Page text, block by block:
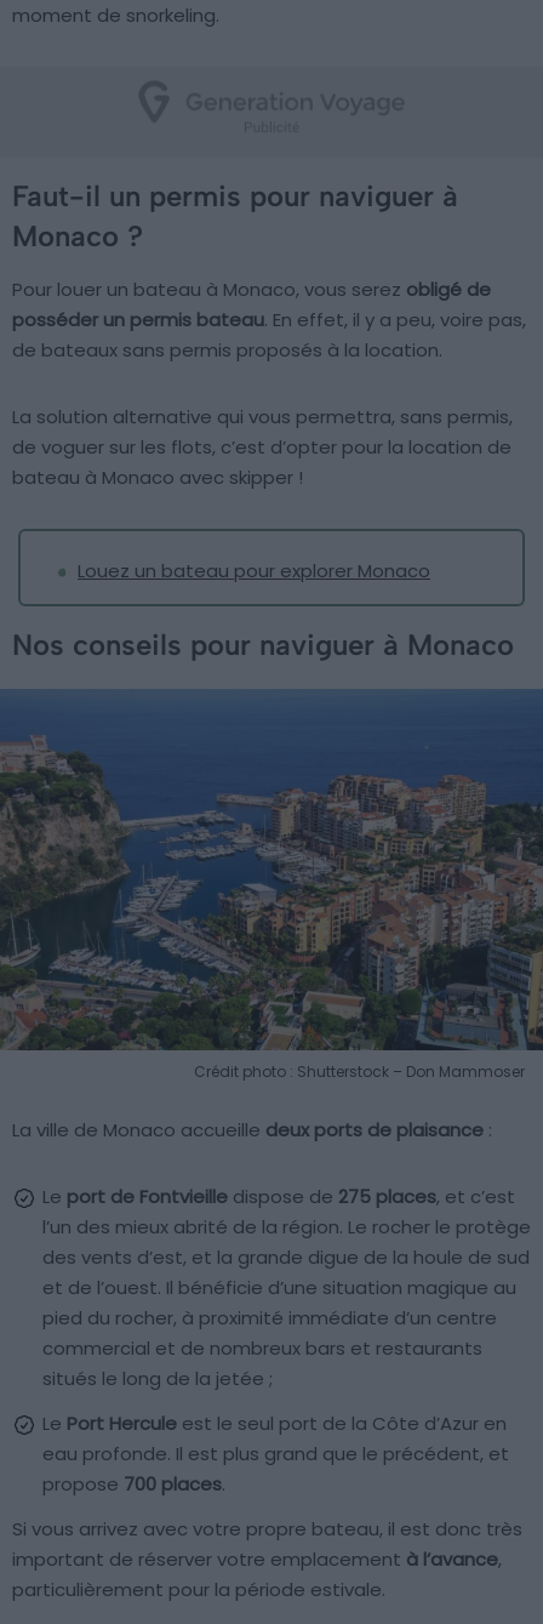
moment de snorkeling.
Faut-il un permis pour naviguer à
Monaco ?
Pour louer un bateau à Monaco, vous serez obligé de
posséder un permis bateau. En effet, il y a peu, voire pas,
de bateaux sans permis proposés à la location.
La solution alternative qui vous permettra, sans permis,
de voguer sur les flots, c’est d’opter pour la location de
bateau à Monaco avec skipper !
Louez un bateau pour explorer Monaco
Nos conseils pour naviguer à Monaco
Crédit photo : Shutterstock – Don Mammoser
La ville de Monaco accueille deux ports de plaisance :
Le port de Fontvieille dispose de 275 places, et c’est
l’un des mieux abrité de la région. Le rocher le protège
des vents d’est, et la grande digue de la houle de sud
et de l’ouest. Il bénéficie d’une situation magique au
pied du rocher, à proximité immédiate d’un centre
commercial et de nombreux bars et restaurants
situés le long de la jetée ;
Le Port Hercule est le seul port de la Côte d’Azur en
eau profonde. Il est plus grand que le précédent, et
propose 700 places.
Si vous arrivez avec votre propre bateau, il est donc très
important de réserver votre emplacement à l’avance,
particulièrement pour la période estivale.